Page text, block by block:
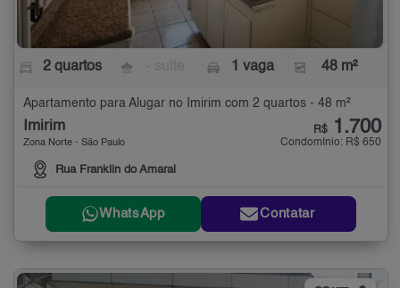
2 quartos 1 vaga 48 m²
Apartamento para Alugar no Imirim com 2 quartos - 48 m²
Imirim
Zona Norte - São Paulo
Rua Franklin do Amaral
R$ 1.700
Condomínio: R$ 650
WhatsApp Contatar